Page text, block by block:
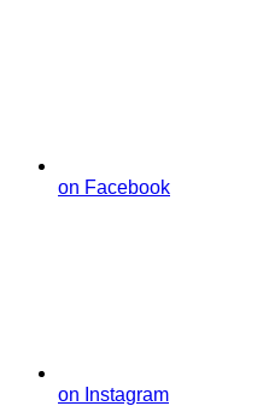
on Facebook
on Instagram